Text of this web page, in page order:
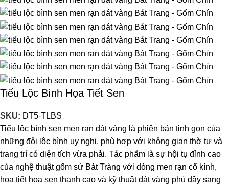
Tiểu Lộc Bình Họa Tiết Sen
SKU: DT5-TLBS
Tiểu lộc bình sen men rạn dát vàng là phiên bản tinh gọn của
những đôi lộc bình uy nghi, phù hợp với không gian thờ tự và
trang trí có diện tích vừa phải. Tác phẩm là sự hội tụ đỉnh cao
của nghệ thuật gốm sứ Bát Tràng với dòng men rạn cổ kính,
họa tiết hoa sen thanh cao và kỹ thuật dát vàng phủ dầy sang